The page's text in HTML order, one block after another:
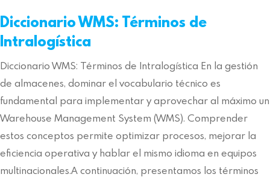
Diccionario WMS: Términos de
Intralogística
Diccionario WMS: Términos de Intralogística En la gestión
de almacenes, dominar el vocabulario técnico es
fundamental para implementar y aprovechar al máximo un
Warehouse Management System (WMS). Comprender
estos conceptos permite optimizar procesos, mejorar la
eficiencia operativa y hablar el mismo idioma en equipos
multinacionales.A continuación, presentamos los términos